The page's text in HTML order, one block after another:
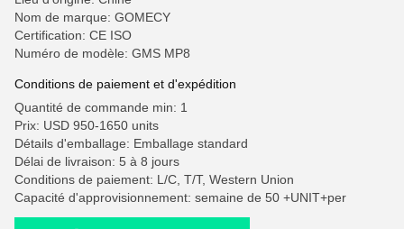
Nom de marque: GOMECY
Certification: CE ISO
Numéro de modèle: GMS MP8
Conditions de paiement et d'expédition
Quantité de commande min: 1
Prix: USD 950-1650 units
Détails d'emballage: Emballage standard
Délai de livraison: 5 à 8 jours
Conditions de paiement: L/C, T/T, Western Union
Capacité d'approvisionnement: semaine de 50 +UNIT+per